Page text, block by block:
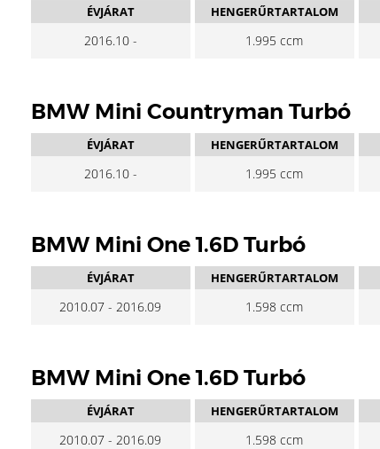
ÉVJÁRAT
2016.10 -
HENGERŰRTARTALOM
1.995 ccm
BMW Mini Countryman Turbó
ÉVJÁRAT
2016.10 -
HENGERŰRTARTALOM
1.995 ccm
BMW Mini One 1.6D Turbó
ÉVJÁRAT
2010.07 - 2016.09
HENGERŰRTARTALOM
1.598 ccm
BMW Mini One 1.6D Turbó
ÉVJÁRAT
2010.07 - 2016.09
HENGERŰRTARTALOM
1.598 ccm